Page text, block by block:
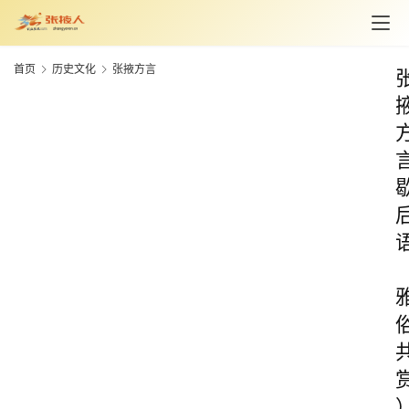
首页 历史文化 张掖方言